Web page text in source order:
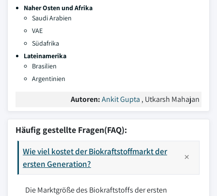
Naher Osten und Afrika
Saudi Arabien
VAE
Südafrika
Lateinamerika
Brasilien
Argentinien
Autoren:Ankit Gupta , Utkarsh Mahajan
Häufig gestellte Fragen(FAQ):
Wie viel kostet der Biokraftstoffmarkt der
ersten Generation?
Die Marktgröße des Biokraftstoffs der ersten